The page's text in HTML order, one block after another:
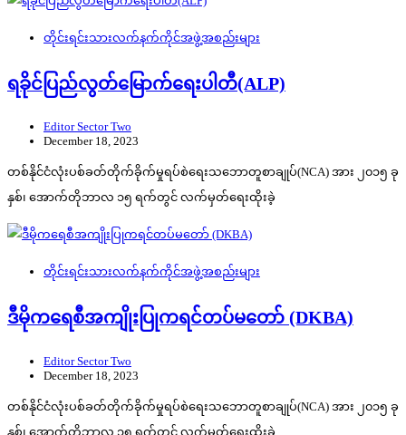
တိုင်းရင်းသားလက်နက်ကိုင်အဖွဲ့အစည်းများ
ရခိုင်ပြည်လွတ်မြောက်ရေးပါတီ(ALP)
Editor Sector Two
December 18, 2023
တစ်နိုင်ငံလုံးပစ်ခတ်တိုက်ခိုက်မှုရပ်စဲရေးသဘောတူစာချုပ်(NCA) အား ၂၀၁၅ ခု
နှစ်၊ အောက်တိုဘာလ ၁၅ ရက်တွင် လက်မှတ်ရေးထိုးခဲ့
တိုင်းရင်းသားလက်နက်ကိုင်အဖွဲ့အစည်းများ
ဒီမိုကရေစီအကျိုးပြုကရင်တပ်မတော် (DKBA)
Editor Sector Two
December 18, 2023
တစ်နိုင်ငံလုံးပစ်ခတ်တိုက်ခိုက်မှုရပ်စဲရေးသဘောတူစာချုပ်(NCA) အား ၂၀၁၅ ခု
နှစ်၊ အောက်တိုဘာလ ၁၅ ရက်တွင် လက်မှတ်ရေးထိုးခဲ့